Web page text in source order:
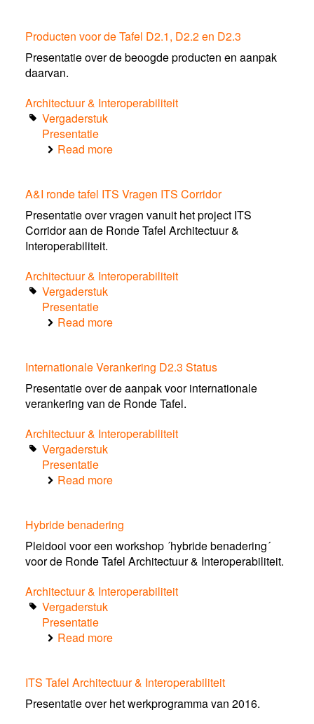
bespreking
met
Producten voor de Tafel D2.1, D2.2 en D2.3
Presentatie over de beoogde producten en aanpak
daarvan.
Architectuur & Interoperabiliteit
Vergaderstuk
Presentatie
Read more
de
Tafel
D2.1,
D2.3
A&I ronde tafel ITS Vragen ITS Corridor
Presentatie over vragen vanuit het project ITS
Corridor aan de Ronde Tafel Architectuur &
Interoperabiliteit.
Architectuur & Interoperabiliteit
Vergaderstuk
Presentatie
Read more
tafel
ITS
Vragen
Corridor
Internationale Verankering D2.3 Status
Presentatie over de aanpak voor internationale
verankering van de Ronde Tafel.
Architectuur & Interoperabiliteit
Vergaderstuk
Presentatie
Read more
D2.3
Status
Hybride benadering
Pleidooi voor een workshop ´hybride benadering´
voor de Ronde Tafel Architectuur & Interoperabiliteit.
Architectuur & Interoperabiliteit
Vergaderstuk
Presentatie
Read more
ITS Tafel Architectuur & Interoperabiliteit
Presentatie over het werkprogramma van 2016.